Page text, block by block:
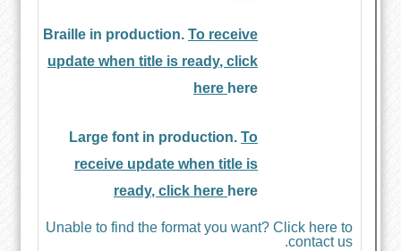
Braille in production.To receive
update when title is ready, click
here here
Large font in production.To
receive update when title is
ready, click here here
Unable to find the format you want? Click here to
contact us.